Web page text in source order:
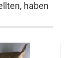
haben